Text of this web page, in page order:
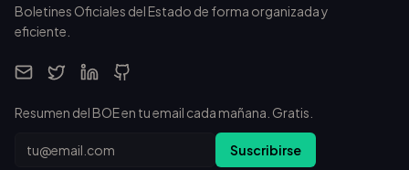
Boletines Oficiales del Estado de forma organizada y
eficiente.
Resumen del BOE en tu email cada mañana. Gratis.
Email Suscribirse